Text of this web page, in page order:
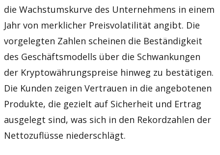
die Wachstumskurve des Unternehmens in einem
Jahr von merklicher Preisvolatilität angibt. Die
vorgelegten Zahlen scheinen die Beständigkeit
des Geschäftsmodells über die Schwankungen
der Kryptowährungspreise hinweg zu bestätigen.
Die Kunden zeigen Vertrauen in die angebotenen
Produkte, die gezielt auf Sicherheit und Ertrag
ausgelegt sind, was sich in den Rekordzahlen der
Nettozuflüsse niederschlägt.